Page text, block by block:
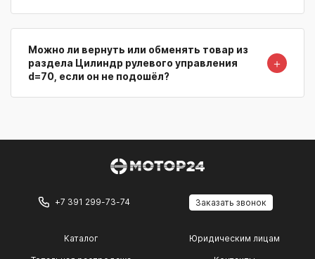
Можно ли вернуть или обменять товар из
раздела Цилиндр рулевого управления
d=70, если он не подошёл?
＋
+7 391 299-73-74 Заказать звонок
Каталог Юридическим лицам